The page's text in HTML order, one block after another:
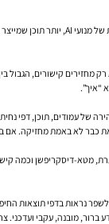
מובנה, עקבי